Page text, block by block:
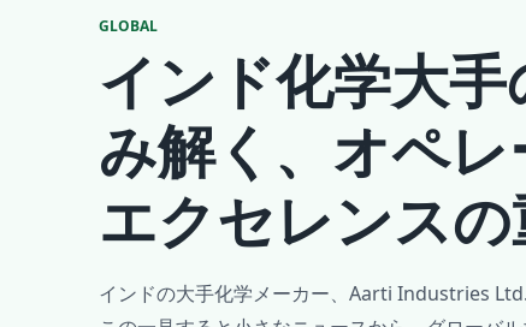
GLOBAL
インド化学大
み解く、オペレ
エクセレンス
インドの大手化学メーカー、Aarti Industries